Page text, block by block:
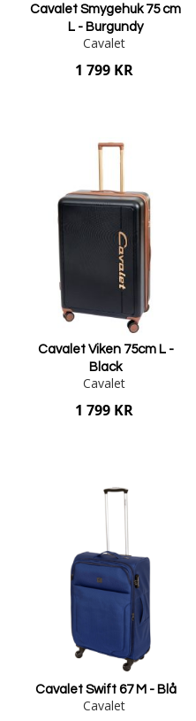
Cavalet Smygehuk 75 cm
L - Burgundy
Cavalet
1 799 KR
Cavalet Viken 75cm L -
Black
Cavalet
1 799 KR
Cavalet Swift 67 M - Blå
Cavalet